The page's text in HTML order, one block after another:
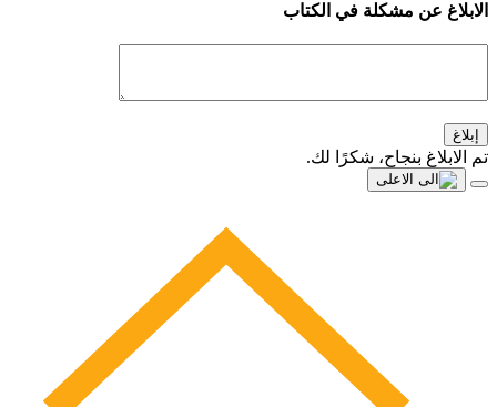
الابلاغ عن مشكلة في الكتاب
إبلاغ
تم الابلاغ بنجاح، شكرًا لك.